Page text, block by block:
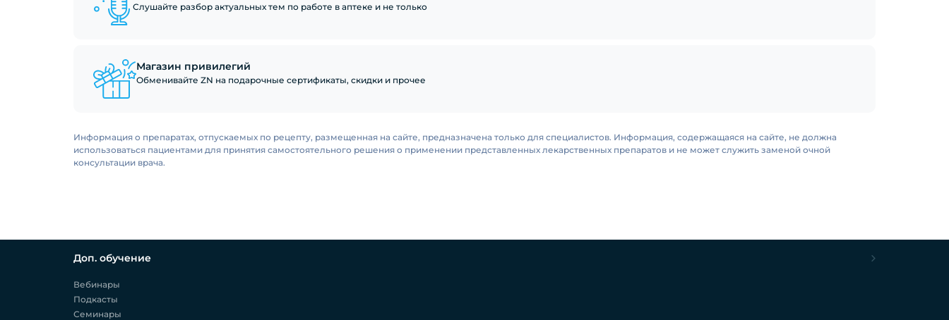
Слушайте разбор актуальных тем по работе в аптеке и не только
Магазин привилегий
Обменивайте ZN на подарочные сертификаты, скидки и прочее
Информация о препаратах, отпускаемых по рецепту, размещенная на сайте, предназначена только для специалистов. Информация, содержащаяся на сайте, не должна
использоваться пациентами для принятия самостоятельного решения о применении представленных лекарственных препаратов и не может служить заменой очной
консультации врача.
Доп. обучение
Вебинары
Подкасты
Семинары